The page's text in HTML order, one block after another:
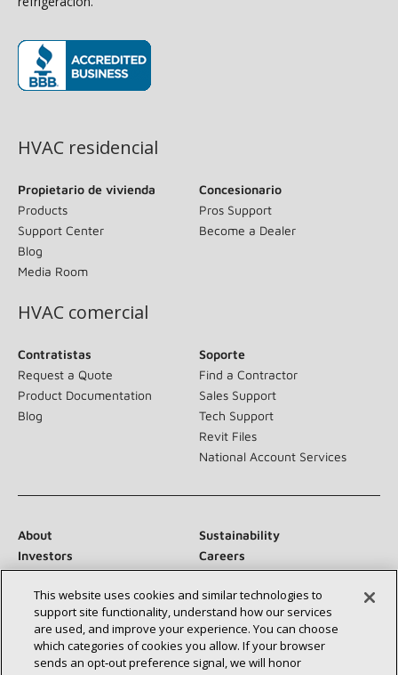
HVAC residencial
Propietario de vivienda
Products
Support Center
Blog
Media Room
Concesionario
Pros Support
Become a Dealer
HVAC comercial
Contratistas
Request a Quote
Product Documentation
Blog
Soporte
Find a Contractor
Sales Support
Tech Support
Revit Files
National Account Services
About
Sustainability
Investors
Careers
Suppliers
Contact Us
Newsroom
This website uses cookies and similar technologies to
support site functionality, understand how our services
are used, and improve your experience. You can choose
which categories of cookies you allow. If your browser
sends an opt‑out preference signal, we will honor